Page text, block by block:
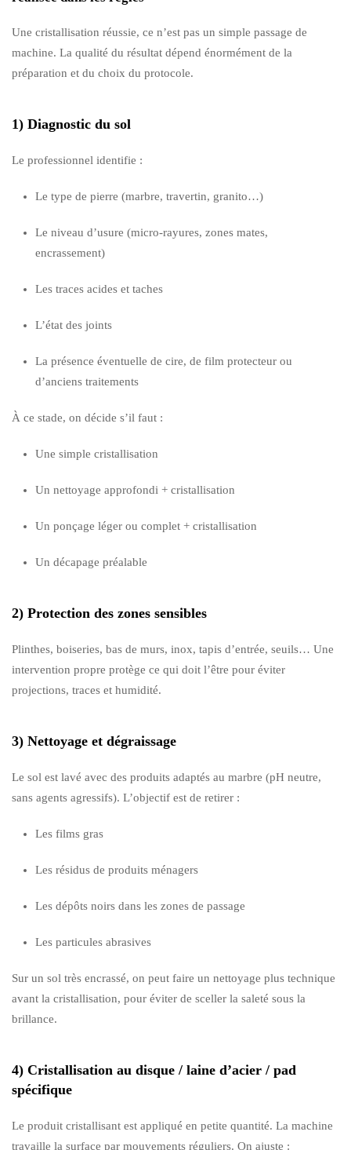
Une cristallisation réussie, ce n’est pas un simple passage de
machine. La qualité du résultat dépend énormément de la
préparation et du choix du protocole.
1) Diagnostic du sol
Le professionnel identifie :
Le type de pierre (marbre, travertin, granito…)
Le niveau d’usure (micro-rayures, zones mates,
encrassement)
Les traces acides et taches
L’état des joints
La présence éventuelle de cire, de film protecteur ou
d’anciens traitements
À ce stade, on décide s’il faut :
Une simple cristallisation
Un nettoyage approfondi + cristallisation
Un ponçage léger ou complet + cristallisation
Un décapage préalable
2) Protection des zones sensibles
Plinthes, boiseries, bas de murs, inox, tapis d’entrée, seuils… Une
intervention propre protège ce qui doit l’être pour éviter
projections, traces et humidité.
3) Nettoyage et dégraissage
Le sol est lavé avec des produits adaptés au marbre (pH neutre,
sans agents agressifs). L’objectif est de retirer :
Les films gras
Les résidus de produits ménagers
Les dépôts noirs dans les zones de passage
Les particules abrasives
Sur un sol très encrassé, on peut faire un nettoyage plus technique
avant la cristallisation, pour éviter de sceller la saleté sous la
brillance.
4) Cristallisation au disque / laine d’acier / pad
spécifique
Le produit cristallisant est appliqué en petite quantité. La machine
travaille la surface par mouvements réguliers. On ajuste :